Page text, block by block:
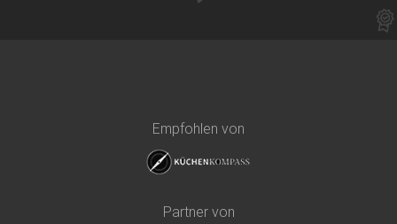
Empfohlen von
Partner von